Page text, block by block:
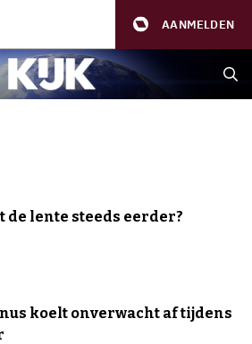
AANMELDEN
de lente steeds eerder?
koelt onverwacht af tijdens